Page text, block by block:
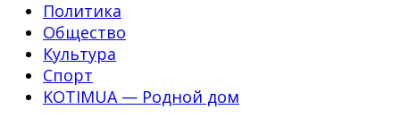
Политика
Общество
Культура
Спорт
KOTIMUA — Родной дом